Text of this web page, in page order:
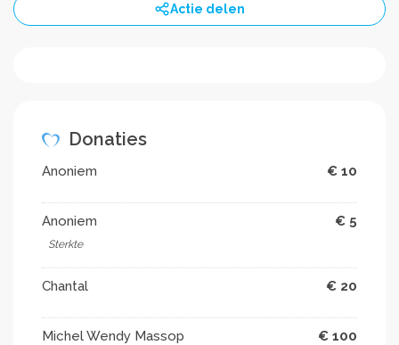
Actie delen
Donaties
Anoniem € 10
Anoniem € 5
Sterkte
Chantal € 20
Michel Wendy Massop € 100